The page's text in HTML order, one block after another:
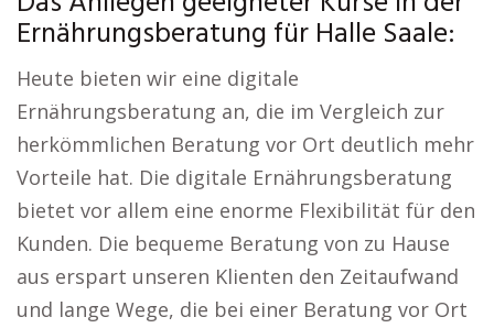
Ernährungsberatung für Halle Saale:
Heute bieten wir eine digitale
Ernährungsberatung an, die im Vergleich zur
herkömmlichen Beratung vor Ort deutlich mehr
Vorteile hat. Die digitale Ernährungsberatung
bietet vor allem eine enorme Flexibilität für den
Kunden. Die bequeme Beratung von zu Hause
aus erspart unseren Klienten den Zeitaufwand
und lange Wege, die bei einer Beratung vor Ort